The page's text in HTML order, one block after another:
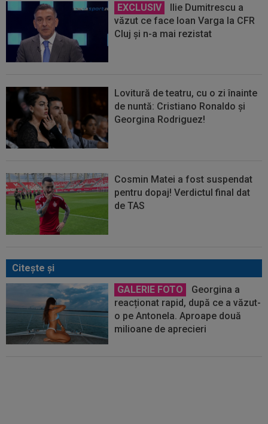
EXCLUSIV
Ilie Dumitrescu a
văzut ce face Ioan Varga la CFR
Cluj și n-a mai rezistat
Lovitură de teatru, cu o zi înainte
de nuntă: Cristiano Ronaldo și
Georgina Rodriguez!
Cosmin Matei a fost suspendat
pentru dopaj! Verdictul final dat
de TAS
Citeşte şi
GALERIE FOTO
Georgina a
reacționat rapid, după ce a văzut-
o pe Antonela. Aproape două
milioane de aprecieri